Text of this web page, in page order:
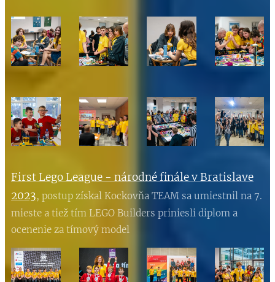
First Lego League - národné finále v Bratislave
2023, postup získal Kockovňa TEAM sa umiestnil na 7.
mieste a tiež tím LEGO Builders priniesli diplom a
ocenenie za tímový model